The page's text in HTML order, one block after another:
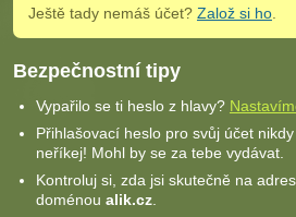
Ještě tady nemáš účet? Založ si ho.
Bezpečnostní tipy
Vypařilo se ti heslo z hlavy?
Přihlašovací heslo pro svůj účet nikdy
neříkej! Mohl by se za tebe vydávat.
Kontroluj si, zda jsi skutečně na
doménou alik.cz.